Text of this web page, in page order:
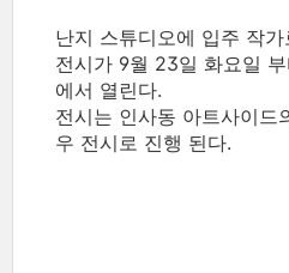
난지 스튜디오에 입주 작
전시가 9월 23일 화요일
에서 열린다.
전시는 인사동 아트사이드
우 전시로 진행 된다.